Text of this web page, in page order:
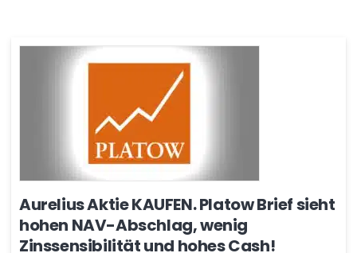
Aurelius Aktie KAUFEN. Platow Brief sieht
hohen NAV-Abschlag, wenig
Zinssensibilität und hohes Cash!